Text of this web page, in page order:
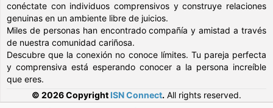
conéctate con individuos comprensivos y construye relaciones
genuinas en un ambiente libre de juicios.
Miles de personas han encontrado compañía y amistad a través
de nuestra comunidad cariñosa.
Descubre que la conexión no conoce límites. Tu pareja perfecta
y comprensiva está esperando conocer a la persona increíble
que eres.
© 2026 Copyright ISN Connect. All rights reserved.